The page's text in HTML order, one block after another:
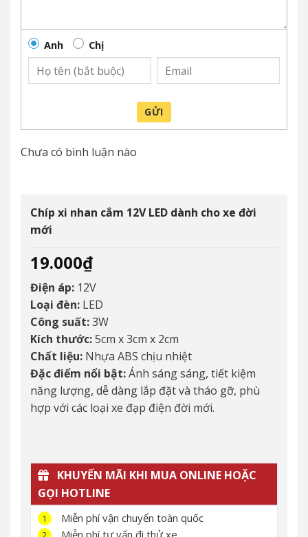
Anh Chị
GỬI
Chưa có bình luận nào
Chíp xi nhan cắm 12V LED dành cho xe đời
mới
19.000₫
Điện áp:12V
Loại đèn:LED
Công suất:3W
Kích thước:5cm x 3cm x 2cm
Chất liệu:Nhựa ABS chịu nhiệt
Đặc điểm nổi bật:Ánh sáng sáng, tiết kiệm
năng lượng, dễ dàng lắp đặt và tháo gỡ, phù
hợp với các loại xe đạp điện đời mới.
KHUYẾN MÃI KHI MUA ONLINE HOẶC
GỌI HOTLINE
1 Miễn phí vận chuyển toàn quốc